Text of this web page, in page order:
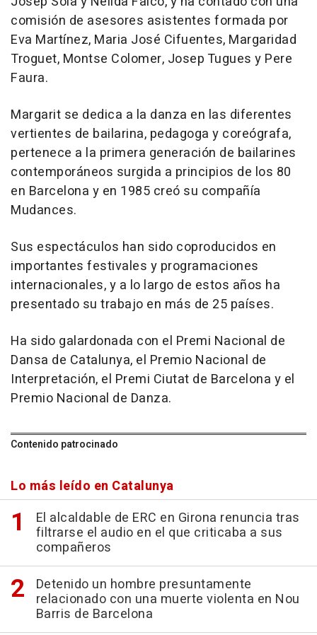
comisión de asesores asistentes formada por
Eva Martínez, Maria José Cifuentes, Margaridad
Troguet, Montse Colomer, Josep Tugues y Pere
Faura.
Margarit se dedica a la danza en las diferentes
vertientes de bailarina, pedagoga y coreógrafa,
pertenece a la primera generación de bailarines
contemporáneos surgida a principios de los 80
en Barcelona y en 1985 creó su compañía
Mudances.
Sus espectáculos han sido coproducidos en
importantes festivales y programaciones
internacionales, y a lo largo de estos años ha
presentado su trabajo en más de 25 países.
Ha sido galardonada con el Premi Nacional de
Dansa de Catalunya, el Premio Nacional de
Interpretación, el Premi Ciutat de Barcelona y el
Premio Nacional de Danza.
Contenido patrocinado
Lo más leído en Catalunya
El alcaldable de ERC en Girona renuncia tras
filtrarse el audio en el que criticaba a sus
compañeros
Detenido un hombre presuntamente
relacionado con una muerte violenta en Nou
Barris de Barcelona